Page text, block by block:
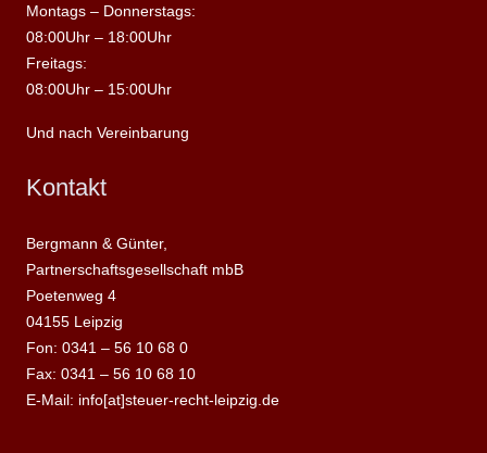
Montags – Donnerstags:
08:00Uhr – 18:00Uhr
Freitags:
08:00Uhr – 15:00Uhr
Und nach Vereinbarung
Kontakt
Bergmann & Günter,
Partnerschaftsgesellschaft mbB
Poetenweg 4
04155 Leipzig
Fon: 0341 – 56 10 68 0
Fax: 0341 – 56 10 68 10
E-Mail: info[at]steuer-recht-leipzig.de